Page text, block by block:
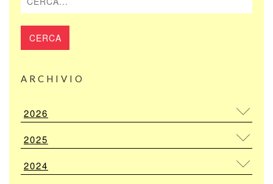
ARCHIVIO
2026
2025
2024